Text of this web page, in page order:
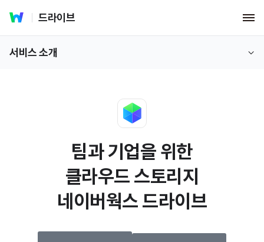
드라이브
서비스 소개
팀과 기업을 위한
클라우드 스토리지
네이버웍스 드라이브